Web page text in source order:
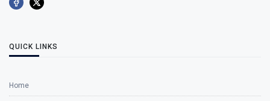
QUICK LINKS
Home